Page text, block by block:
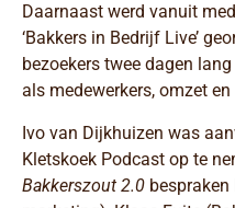
Daarnaast werd vanuit
‘Bakkers in Bedrijf Live’
bezoekers twee dagen
als medewerkers, omzet
Ivo van Dijkhuizen was
Kletskoek Podcast op te
Bakkerszout 2.0 bespraken